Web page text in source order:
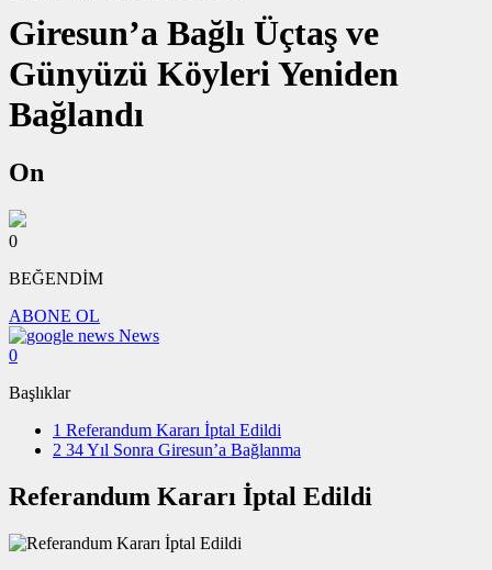
Giresun’a Bağlı Üçtaş ve
Günyüzü Köyleri Yeniden
Bağlandı
On
0
BEĞENDİM
ABONE OL
News
0
Başlıklar
1 Referandum Kararı İptal Edildi
2 34 Yıl Sonra Giresun’a Bağlanma
Referandum Kararı İptal Edildi